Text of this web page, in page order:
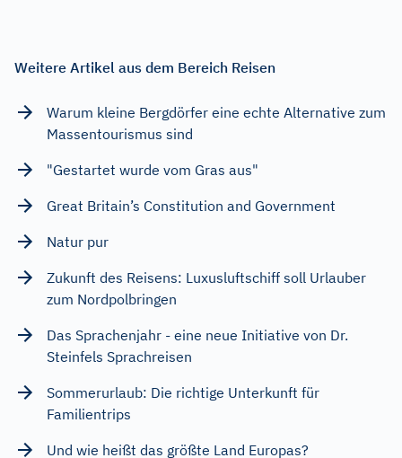
Weitere Artikel aus dem Bereich Reisen
Warum kleine Bergdörfer eine echte Alternative zum
Massentourismus sind
"Gestartet wurde vom Gras aus"
Great Britain’s Constitution and Government
Natur pur
Zukunft des Reisens: Luxusluftschiff soll Urlauber
zum Nordpolbringen
Das Sprachenjahr - eine neue Initiative von Dr.
Steinfels Sprachreisen
Sommerurlaub: Die richtige Unterkunft für
Familientrips
Und wie heißt das größte Land Europas?